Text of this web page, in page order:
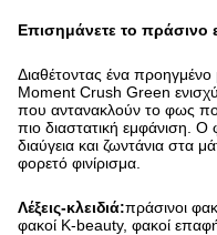
Επισημάνετε το πράσινο
Διαθέτοντας ένα
Moment Crush Green
που αντανακλούν το φως
πιο διαστατική εμφάνιση.
διαύγεια και ζωντάνια στα
φορετό φινίρισμα.
Λέξεις-κλειδιά:πράσινοι
φακοί K-beauty, φακοί